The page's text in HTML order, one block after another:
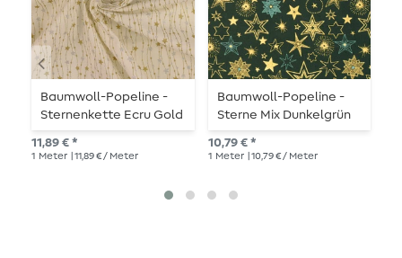
Baumwoll-Popeline -
Sternenkette Ecru Gold
Silber
11,89 € *
1 Meter | 11,89 € / Meter
Baumwoll-Popeline -
Sterne Mix Dunkelgrün
Gold
10,79 € *
1 Meter | 10,79 € / Meter